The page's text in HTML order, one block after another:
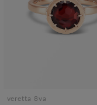
veretta 8va